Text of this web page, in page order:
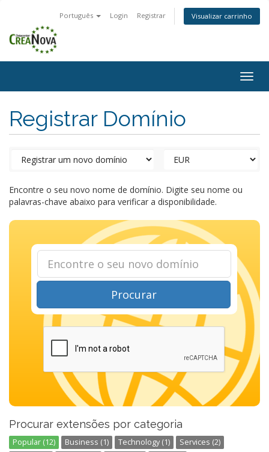
Português Login Registrar Visualizar carrinho
Registrar Domínio
Encontre o seu novo nome de domínio. Digite seu nome ou
palavras-chave abaixo para verificar a disponibilidade.
Procurar
Procurar extensões por categoria
Popular (12) Business (1) Technology (1)
Services (2)